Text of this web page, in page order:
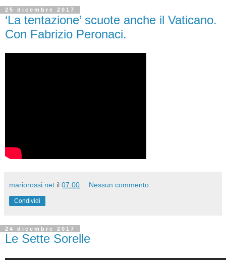
25 dicembre 2017
‘La tentazione’ scuote anche il Vaticano.
Con Fabrizio Peronaci.
mariorossi.net il 07:00 Nessun commento:
Condividi
24 dicembre 2017
Le Sette Sorelle